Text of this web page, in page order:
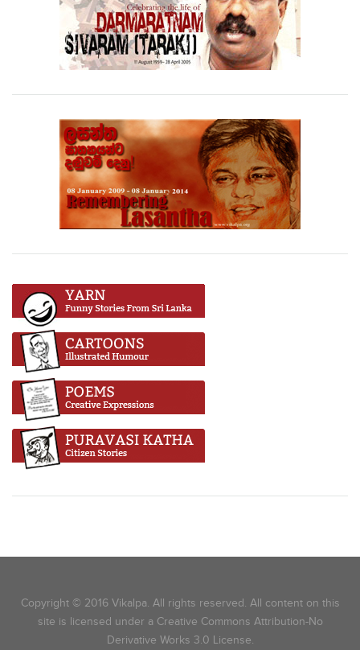
Copyright © 2016 Vikalpa. All rights reserved. All content on this
site is licensed under a Creative Commons Attribution-No
Derivative Works 3.0 License.